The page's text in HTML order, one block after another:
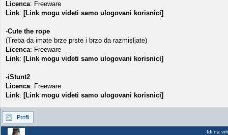
Licenca: Freeware
Link: [Link mogu videti samo ulogovani korisnici]
-Cute the rope
(Treba da imate brze prste i brzo da razmisljate)
Licenca: Freeware
Link: [Link mogu videti samo ulogovani korisnici]
-iStunt2
Licenca: Freeware
Link: [Link mogu videti samo ulogovani korisnici]
Profil
Idi na vrh